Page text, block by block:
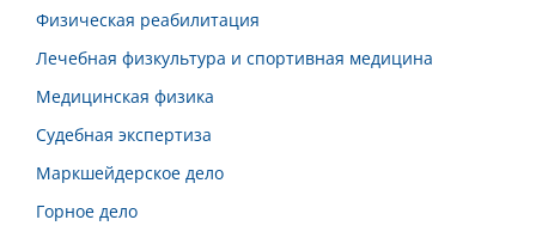
Физическая реабилитация
Лечебная физкультура и спортивная медицина
Медицинская физика
Судебная экспертиза
Маркшейдерское дело
Горное дело